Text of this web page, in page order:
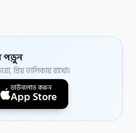
পড়ুন
প্রিয় তালিকায় রাখো।
ডাউনলোড করুন
App Store